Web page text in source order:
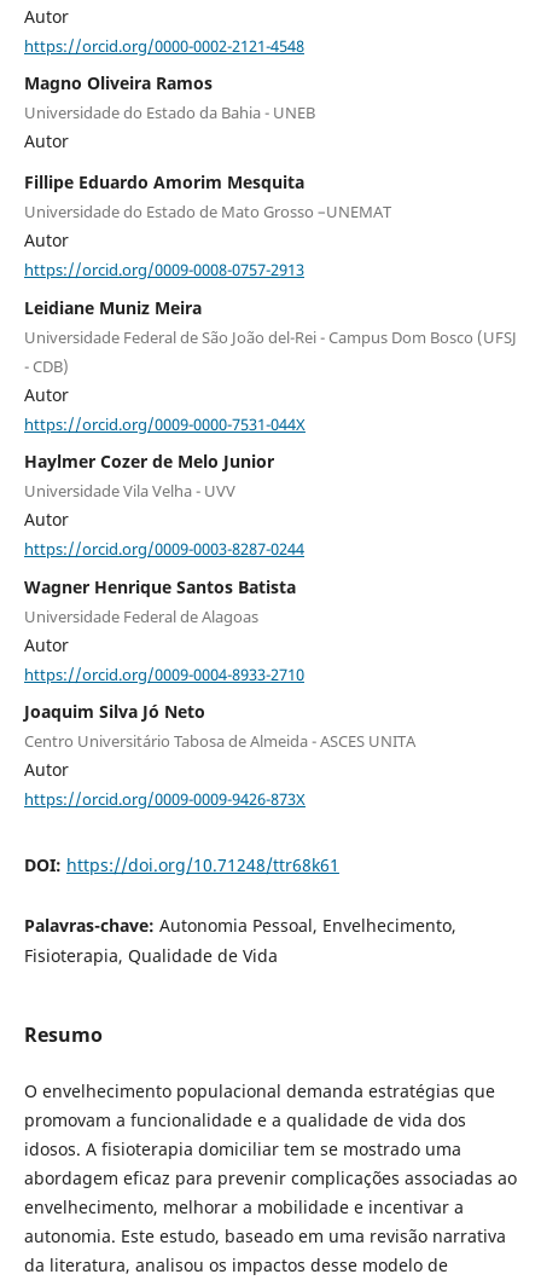
Autor
https://orcid.org/0000-0002-2121-4548
Magno Oliveira Ramos
Universidade do Estado da Bahia - UNEB
Autor
Fillipe Eduardo Amorim Mesquita
Universidade do Estado de Mato Grosso –UNEMAT
Autor
https://orcid.org/0009-0008-0757-2913
Leidiane Muniz Meira
Universidade Federal de São João del-Rei - Campus Dom Bosco (UFSJ
- CDB)
Autor
https://orcid.org/0009-0000-7531-044X
Haylmer Cozer de Melo Junior
Universidade Vila Velha - UVV
Autor
https://orcid.org/0009-0003-8287-0244
Wagner Henrique Santos Batista
Universidade Federal de Alagoas
Autor
https://orcid.org/0009-0004-8933-2710
Joaquim Silva Jó Neto
Centro Universitário Tabosa de Almeida - ASCES UNITA
Autor
https://orcid.org/0009-0009-9426-873X
DOI: https://doi.org/10.71248/ttr68k61
Palavras-chave: Autonomia Pessoal, Envelhecimento,
Fisioterapia, Qualidade de Vida
Resumo
O envelhecimento populacional demanda estratégias que
promovam a funcionalidade e a qualidade de vida dos
idosos. A fisioterapia domiciliar tem se mostrado uma
abordagem eficaz para prevenir complicações associadas ao
envelhecimento, melhorar a mobilidade e incentivar a
autonomia. Este estudo, baseado em uma revisão narrativa
da literatura, analisou os impactos desse modelo de